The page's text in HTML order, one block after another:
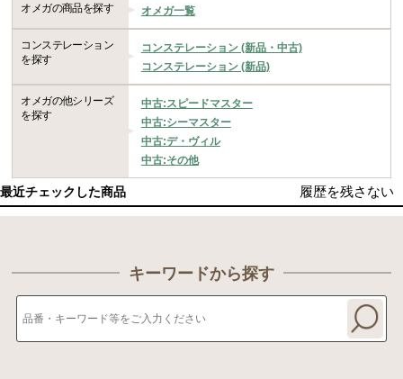
オメガの商品を探す オメガ一覧
コンステレーション
を探す
コンステレーション (新品・中古)
コンステレーション (新品)
オメガの他シリーズ
を探す
中古:スピードマスター
中古:シーマスター
中古:デ・ヴィル
中古:その他
最近チェックした商品 履歴を残さない
キーワードから探す